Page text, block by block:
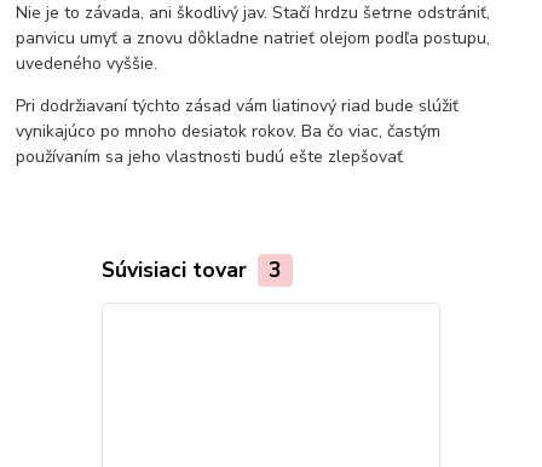
Nie je to závada, ani škodlivý jav. Stačí hrdzu šetrne odstrániť,
panvicu umyť a znovu dôkladne natrieť olejom podľa postupu,
uvedeného vyššie.
Pri dodržiavaní týchto zásad vám liatinový riad bude slúžiť
vynikajúco po mnoho desiatok rokov. Ba čo viac, častým
používaním sa jeho vlastnosti budú ešte zlepšovať
Súvisiaci tovar 3